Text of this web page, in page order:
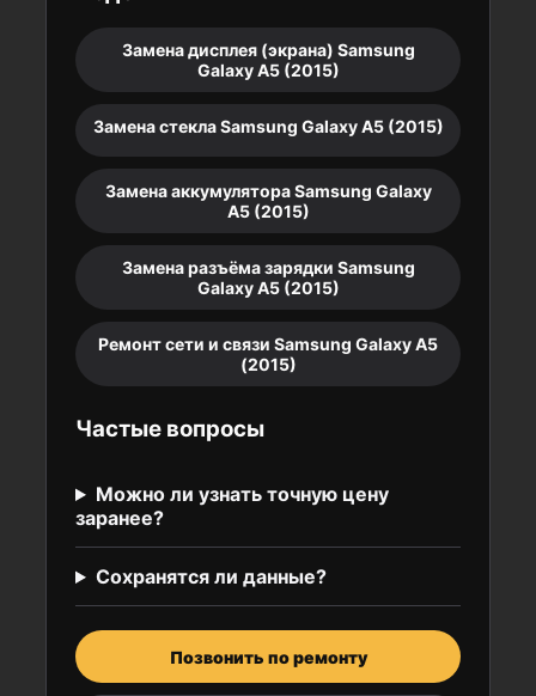
Замена дисплея (экрана) Samsung
Galaxy A5 (2015)
Замена стекла Samsung Galaxy A5 (2015)
Замена аккумулятора Samsung Galaxy
A5 (2015)
Замена разъёма зарядки Samsung
Galaxy A5 (2015)
Ремонт сети и связи Samsung Galaxy A5
(2015)
Частые вопросы
Можно ли узнать точную цену
заранее?
Сохранятся ли данные?
Позвонить по ремонту